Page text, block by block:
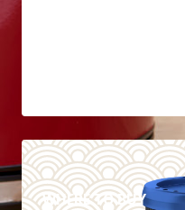
WHERE TO BUY
DETAILS